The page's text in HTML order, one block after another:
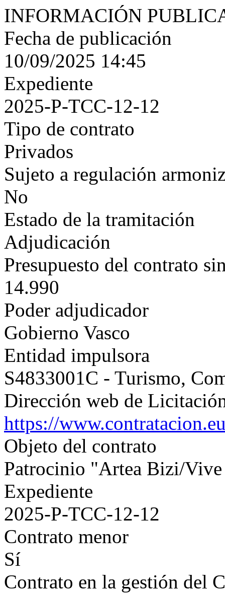
INFORMACIÓN
Fecha de publicación
10/09/2025 14:45
Expediente
2025-P-TCC-12-12
Tipo de contrato
Privados
Sujeto a regulación
No
Estado de la tramitación
Adjudicación
Presupuesto del contrato
14.990
Poder adjudicador
Gobierno Vasco
Entidad impulsora
S4833001C - Turismo,
Dirección web de
https://
Objeto del contrato
Patrocinio "Artea Bizi/
Expediente
2025-P-TCC-12-12
Contrato menor
Sí
Contrato en la gestión del